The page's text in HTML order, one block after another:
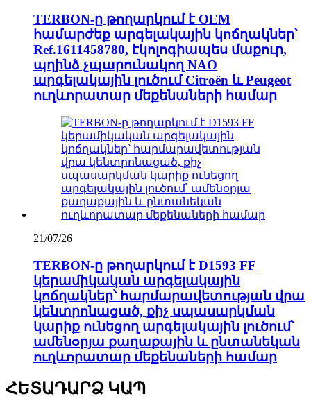
TERBON-ը թողարկում է OEM
համարժեք արգելակային կոճղակներ՝
Ref.1611458780, էկոլոգիապես մաքուր,
պղինձ չպարունակող NAO
արգելակային լուծում Citroën և Peugeot
ուղևորատար մեքենաների համար
21/07/26
TERBON-ը թողարկում է D1593 FF
կերամիկական արգելակային
կոճղակներ՝ հարմարավետության վրա
կենտրոնացած, քիչ սպասարկման
կարիք ունեցող արգելակային լուծում՝
ամենօրյա քաղաքային և ընտանեկան
ուղևորատար մեքենաների համար
ՀԵՏԱԴԱՐՁ ԿԱՊ